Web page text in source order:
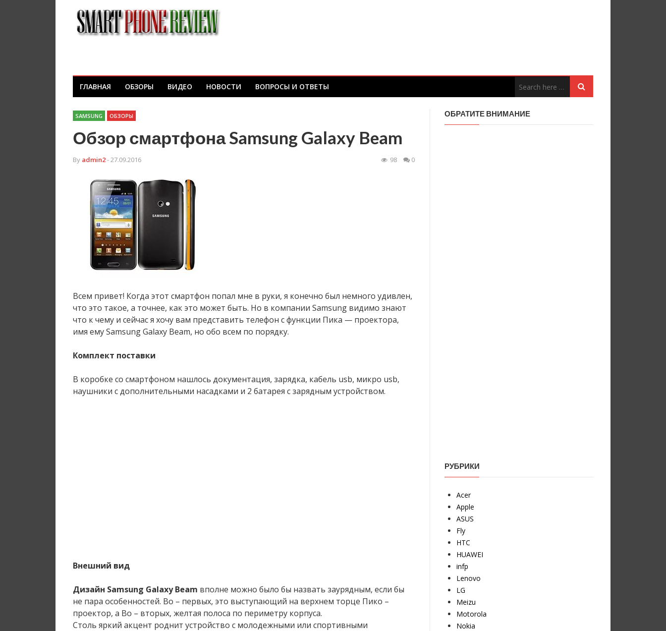
ГЛАВНАЯ ОБЗОРЫ ВИДЕО НОВОСТИ ВОПРОСЫ И ОТВЕТЫ
SAMSUNG ОБЗОРЫ
Обзор смартфона Samsung Galaxy Beam
By admin2- 27.09.2016 98 0
Всем привет! Когда этот смартфон попал мне в руки, я конечно был немного удивлен,
что это такое, а точнее, как это может быть. Но в компании Samsung видимо знают
что к чему и сейчас я хочу вам представить телефон с функции Пика — проектора,
имя ему Samsung Galaxy Beam, но обо всем по порядку.
Комплект поставки
В коробке со смартфоном нашлось документация, зарядка, кабель usb, микро usb,
наушники с дополнительными насадками и 2 батарея с зарядным устройством.
Внешний вид
Дизайн Samsung Galaxy Beam вполне можно было бы назвать заурядным, если бы
не пара особенностей. Во – первых, это выступающий на верхнем торце Пико –
проектор, а Во – вторых, желтая полоса по периметру корпуса.
Столь яркий акцент роднит устройство с молодежными или спортивными
ОБРАТИТЕ ВНИМАНИЕ
РУБРИКИ
Acer
Apple
ASUS
Fly
HTC
HUAWEI
infp
Lenovo
LG
Meizu
Motorola
Nokia